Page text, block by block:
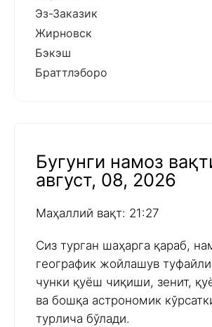
Эз-Заказик
Жирновск
Бэкэш
Браттлэборо
Бугунги намоз
август, 08, 2026
Маҳаллий вақт: 21:27
Сиз турган шаҳарга қараб,
географик жойлашув туфайли
чунки қуёш чиқиши, зенит,
ва бошқа астрономик
турлича бўлади.